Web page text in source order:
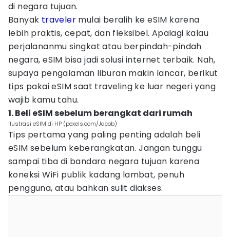
di negara tujuan.
Banyak traveler mulai beralih ke eSIM karena
lebih praktis, cepat, dan fleksibel. Apalagi kalau
perjalananmu singkat atau berpindah-pindah
negara, eSIM bisa jadi solusi internet terbaik. Nah,
supaya pengalaman liburan makin lancar, berikut
tips pakai eSIM saat traveling ke luar negeri yang
wajib kamu tahu.
1. Beli eSIM sebelum berangkat dari rumah
Ilustrasi eSIM di HP (pexels.com/Jacob)
Tips pertama yang paling penting adalah beli
eSIM sebelum keberangkatan. Jangan tunggu
sampai tiba di bandara negara tujuan karena
koneksi WiFi publik kadang lambat, penuh
pengguna, atau bahkan sulit diakses.